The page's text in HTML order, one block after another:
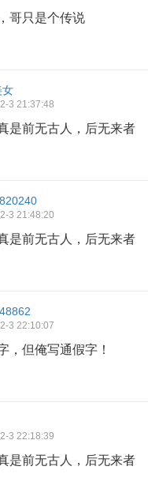
哥只是个传说
女
3 21:37:48
是前无古人，后无来者
3 21:48:20
是前无古人，后无来者
3 22:10:07
，但俺写通假字！
3 22:18:39
是前无古人，后无来者